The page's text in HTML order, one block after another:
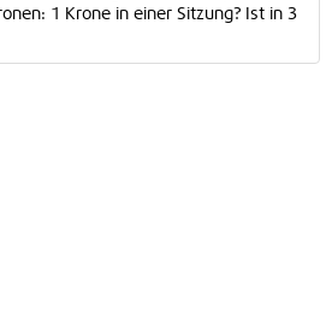
1 Krone in einer Sitzung? Ist in 3